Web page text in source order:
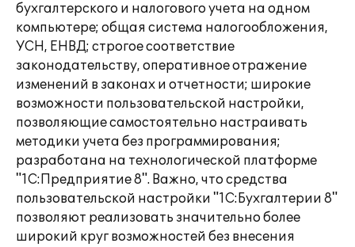
бухгалтерского и налогового учета на одном
компьютере; общая система налогообложения,
УСН, ЕНВД; строгое соответствие
законодательству, оперативное отражение
изменений в законах и отчетности; широкие
возможности пользовательской настройки,
позволяющие самостоятельно настраивать
методики учета без программирования;
разработана на технологической платформе
"1С:Предприятие 8". Важно, что средства
пользовательской настройки "1С:Бухгалтерии 8"
позволяют реализовать значительно более
широкий круг возможностей без внесения